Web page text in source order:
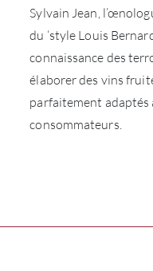
Sylvain Jean,
du ‘style Louis
connaissance des
élaborer des vins
parfaitement adaptés
consommateurs.